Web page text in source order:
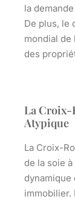
la
De plus, le
mondial de
des
La Croix-
Atypique
La Croix-
de la soie
dynamique
immobilier.